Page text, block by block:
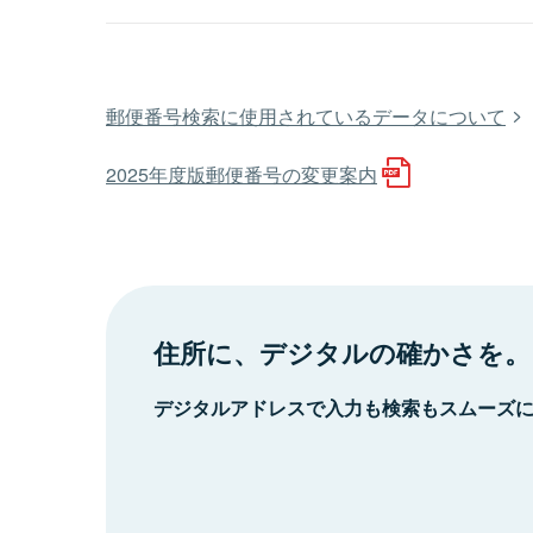
郵便番号検索に使用されているデータについて
2025年度版郵便番号の変更案内
住所に、デジタルの確かさを。
デジタルアドレスで入力も検索もスムーズ